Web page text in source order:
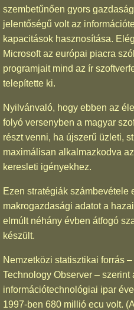
szembetűnően gyors
jelentőségű volt az
kapacitások hasznosítása.
Microsoft az európai piacra
programjait mind az ír
telepítette ki.
Nyilvánvaló, hogy ebben az
folyó versenyben a magyar
részt venni, ha újszerű üzleti,
maximálisan alkalmazkodva
keresleti igényekhez.
Ezen stratégiák számbevétele
makrogazdasági adatot a
elmúlt néhány évben átfogó
készült.
Nemzetközi statisztikai forrás
Technology Observer – szerint
információtechnológiai ipar
1997-ben 680 millió ecu volt.